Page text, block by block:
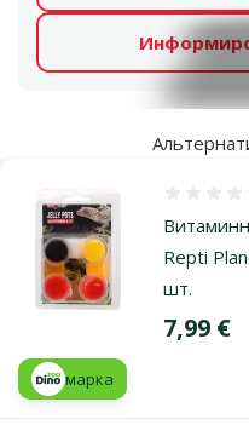
Repti
шт.
Цена
7,99 €
марка